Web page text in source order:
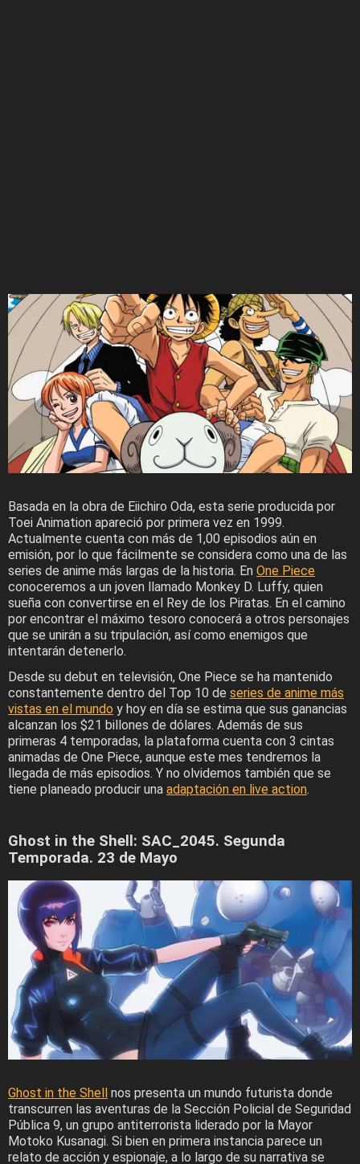
Basada en la obra de Eiichiro Oda, esta serie producida por
Toei Animation apareció por primera vez en 1999.
Actualmente cuenta con más de 1,00 episodios aún en
emisión, por lo que fácilmente se considera como una de las
series de anime más largas de la historia. En One Piece
conoceremos a un joven llamado Monkey D. Luffy, quien
sueña con convertirse en el Rey de los Piratas. En el camino
por encontrar el máximo tesoro conocerá a otros personajes
que se unirán a su tripulación, así como enemigos que
intentarán detenerlo.
Desde su debut en televisión, One Piece se ha mantenido
constantemente dentro del Top 10 de series de anime más
vistas en el mundo y hoy en día se estima que sus ganancias
alcanzan los $21 billones de dólares. Además de sus
primeras 4 temporadas, la plataforma cuenta con 3 cintas
animadas de One Piece, aunque este mes tendremos la
llegada de más episodios. Y no olvidemos también que se
tiene planeado producir una adaptación en live action.
Ghost in the Shell: SAC_2045. Segunda
Temporada. 23 de Mayo
Ghost in the Shell nos presenta un mundo futurista donde
transcurren las aventuras de la Sección Policial de Seguridad
Pública 9, un grupo antiterrorista liderado por la Mayor
Motoko Kusanagi. Si bien en primera instancia parece un
relato de acción y espionaje, a lo largo de su narrativa se